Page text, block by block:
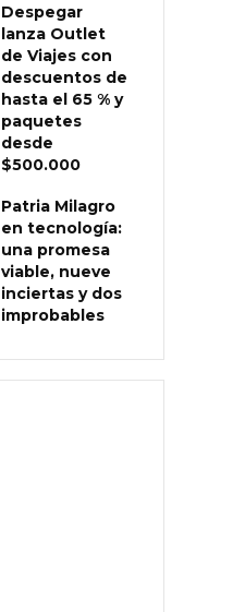
Despegar
lanza Outlet
de Viajes con
descuentos de
hasta el 65 % y
paquetes
desde
$500.000
Patria Milagro
en tecnología:
una promesa
viable, nueve
inciertas y dos
improbables